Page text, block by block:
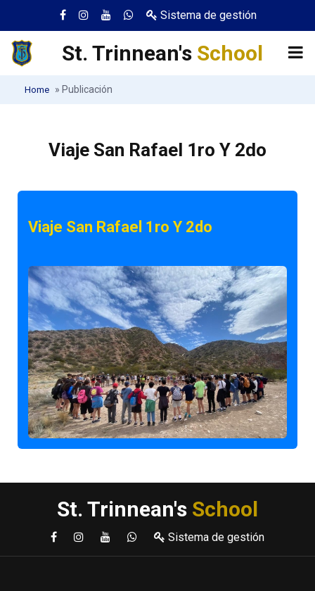
Sistema de gestión
St. Trinnean's School
Home » Publicación
Viaje San Rafael 1ro Y 2do
Viaje San Rafael 1ro Y 2do
St. Trinnean's School
Sistema de gestión